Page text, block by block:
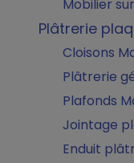
Mobilier
Plâtrerie
Cloisons
Plâtrerie
Plafonds
Jointage
Enduit